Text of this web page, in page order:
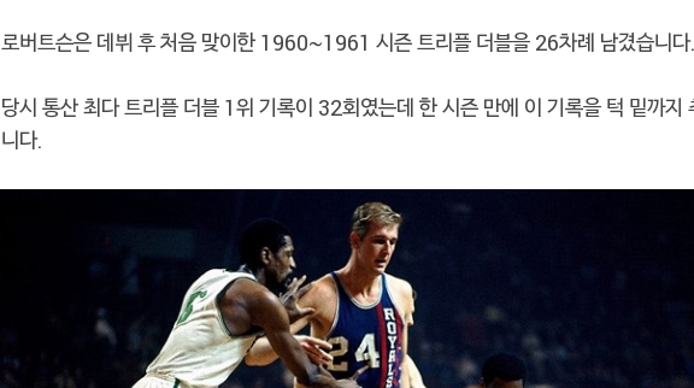
로버트슨은 데뷔 후 처음 맞이한 1960~1961 시즌 트리플 더블을 26차례 남겼습니다.
당시 통산 최다 트리플 더블 1위 기록이 32회였는데 한 시즌 만에 이 기록을 턱 밑까지
니다.